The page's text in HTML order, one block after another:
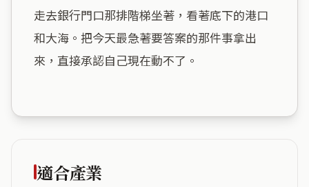
走去銀行門口那排階梯坐著，看著底下的港口
和大海。把今天最急著要答案的那件事拿出
來，直接承認自己現在動不了。
適合產業